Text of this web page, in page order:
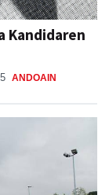
Kandidaren
ANDOAIN